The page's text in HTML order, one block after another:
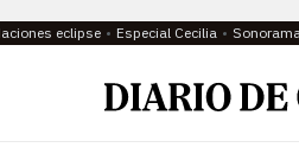
eclipse Especial Cecilia